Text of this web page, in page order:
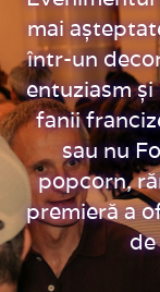
mai
într-un
entuziasm
fanii
sau nu
popcorn,
premieră a